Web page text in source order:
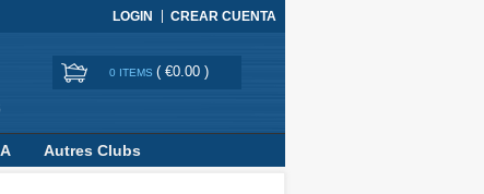
LOGIN CREAR CUENTA
0 ITEMS ( €0.00 )
Autres Clubs